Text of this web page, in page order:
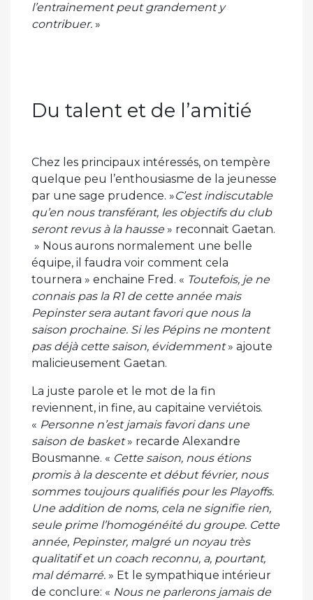
l’entrainement peut grandement y
contribuer. »
Du talent et de l’amitié
Chez les principaux intéressés, on tempère
quelque peu l’enthousiasme de la jeunesse
par une sage prudence. »C’est indiscutable
qu’en nous transférant, les objectifs du club
seront revus à la hausse» reconnait Gaetan.
» Nous aurons normalement une belle
équipe, il faudra voir comment cela
tournera » enchaine Fred. « Toutefois, je ne
connais pas la R1 de cette année mais
Pepinster sera autant favori que nous la
saison prochaine. Si les Pépins ne montent
pas déjà cette saison, évidemment» ajoute
malicieusement Gaetan.
La juste parole et le mot de la fin
reviennent, in fine, au capitaine verviétois.
« Personne n’est jamais favori dans une
saison de basket» recarde Alexandre
Bousmanne. « Cette saison, nous étions
promis à la descente et début février, nous
sommes toujours qualifiés pour les Playoffs.
Une addition de noms, cela ne signifie rien,
seule prime l’homogénéité du groupe. Cette
année, Pepinster, malgré un noyau très
qualitatif et un coach reconnu, a, pourtant,
mal démarré. » Et le sympathique intérieur
de conclure: « Nous ne parlerons jamais de